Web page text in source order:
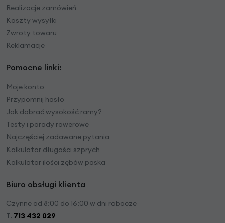
Realizacje zamówień
Koszty wysyłki
Zwroty towaru
Reklamacje
Pomocne linki:
Moje konto
Przypomnij hasło
Jak dobrać wysokość ramy?
Testy i porady rowerowe
Najczęściej zadawane pytania
Kalkulator długości szprych
Kalkulator ilości zębów paska
Biuro obsługi klienta
Czynne od 8:00 do 16:00 w dni robocze
T. 713 432 029